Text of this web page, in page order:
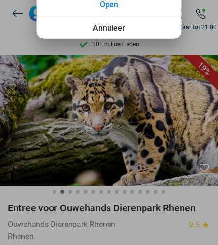
7 dagen per week beschikbaar
10+ miljoen leden
9,4
Ontdek 15.000+ deals
7 dagen per week beschikbaar
10+ miljoen leden
Bereikbaar tot 21:00
19%
favorite_border
Entree voor Ouwehands Dierenpark Rhenen
Ouwehands Dierenpark Rhenen 9.5 star
Rhenen
Annuleer
Open